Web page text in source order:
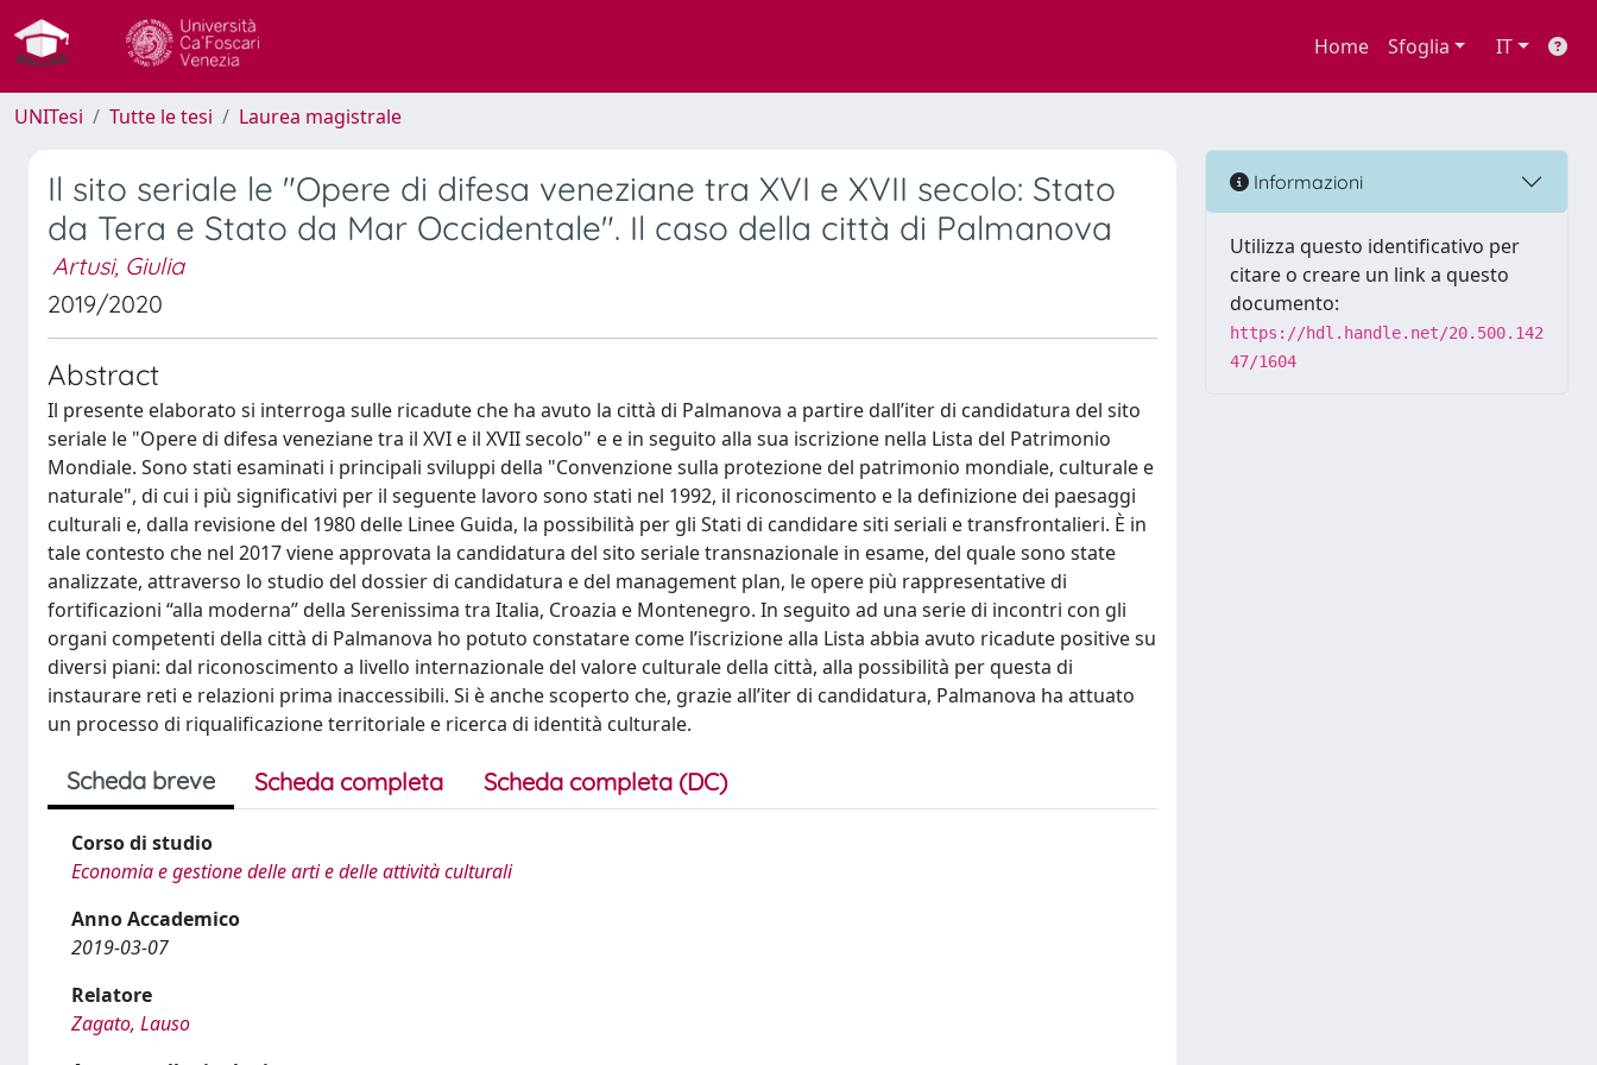
Home Sfoglia IT
UNITesi Tutte le tesi Laurea magistrale
Il sito seriale le "Opere di difesa veneziane tra XVI e XVII secolo: Stato
da Tera e Stato da Mar Occidentale". Il caso della città di Palmanova
Artusi, Giulia
2019/2020
Abstract
Il presente elaborato si interroga sulle ricadute che ha avuto la città di Palmanova a partire dall’iter di candidatura del sito
seriale le "Opere di difesa veneziane tra il XVI e il XVII secolo" e e in seguito alla sua iscrizione nella Lista del Patrimonio
Mondiale. Sono stati esaminati i principali sviluppi della "Convenzione sulla protezione del patrimonio mondiale, culturale e
naturale", di cui i più significativi per il seguente lavoro sono stati nel 1992, il riconoscimento e la definizione dei paesaggi
culturali e, dalla revisione del 1980 delle Linee Guida, la possibilità per gli Stati di candidare siti seriali e transfrontalieri. È in
tale contesto che nel 2017 viene approvata la candidatura del sito seriale transnazionale in esame, del quale sono state
analizzate, attraverso lo studio del dossier di candidatura e del management plan, le opere più rappresentative di
fortificazioni “alla moderna” della Serenissima tra Italia, Croazia e Montenegro. In seguito ad una serie di incontri con gli
organi competenti della città di Palmanova ho potuto constatare come l’iscrizione alla Lista abbia avuto ricadute positive su
diversi piani: dal riconoscimento a livello internazionale del valore culturale della città, alla possibilità per questa di
instaurare reti e relazioni prima inaccessibili. Si è anche scoperto che, grazie all’iter di candidatura, Palmanova ha attuato
un processo di riqualificazione territoriale e ricerca di identità culturale.
Scheda breve Scheda completa Scheda completa (DC)
Corso di studio
Economia e gestione delle arti e delle attività culturali
Anno Accademico
2019-03-07
Relatore
Zagato, Lauso
Informazioni
Utilizza questo identificativo per
citare o creare un link a questo
documento:
https://hdl.handle.net/20.500.142
47/1604